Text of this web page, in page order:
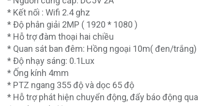
* Kết nối : Wifi 2.4 ghz
* Độ phân giải 2MP ( 1920 * 1080 )
* Hỗ trợ đàm thoại hai chiều
* Quan sát ban đêm: Hồng ngoại 10m( đen/trắng)
* Độ nhạy sáng: 0.1Lux
* Ống kính 4mm
* PTZ ngang 355 độ và dọc 65 độ
* Hỗ trợ phát hiện chuyển động, đẩy báo động qua